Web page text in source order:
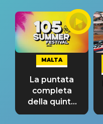
MALTA
La puntata
completa
della quinta
tappa